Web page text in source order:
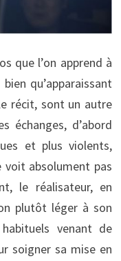
que l’on apprend à
qu’apparaissant
récit, sont un autre
échanges, d’abord
et plus violents,
absolument pas
le réalisateur, en
plutôt léger à son
venant de
soigner sa mise en